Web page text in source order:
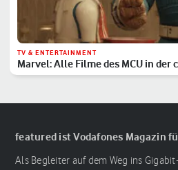
TV & ENTERTAINMENT
Marvel: Alle Filme des MCU in der
Reihenfolge
featured ist Vodafones Magazin
Als Begleiter auf dem Weg ins